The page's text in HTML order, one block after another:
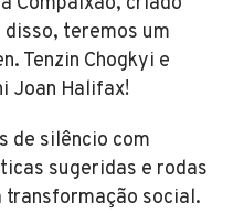
disso, teremos um
Tenzin Chogkyi e
Joan Halifax!
de silêncio com
sugeridas e rodas
transformação social.